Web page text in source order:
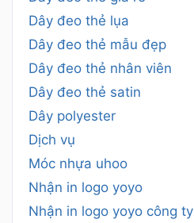
Dây đeo thẻ lụa
Dây đeo thẻ mẫu đẹp
Dây đeo thẻ nhân viên
Dây đeo thẻ satin
Dây polyester
Dịch vụ
Móc nhựa uhoo
Nhận in logo yoyo
Nhận in logo yoyo công ty